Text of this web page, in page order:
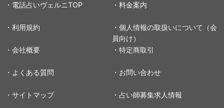
・電話占いヴェルニTOP ・料金案内
・利用規約
・個人情報の取扱いについて（会
員向け）
・会社概要
・特定商取引
・よくある質問 ・お問い合わせ
・サイトマップ ・占い師募集求人情報